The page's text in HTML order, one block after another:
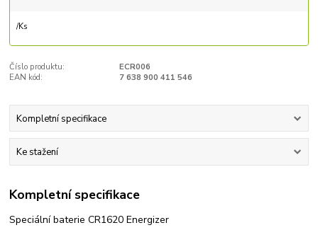
/Ks
Číslo produktu:
ECR006
EAN kód:
7 638 900 411 546
Kompletní specifikace
Ke stažení
Kompletní specifikace
Speciální baterie CR1620 Energizer